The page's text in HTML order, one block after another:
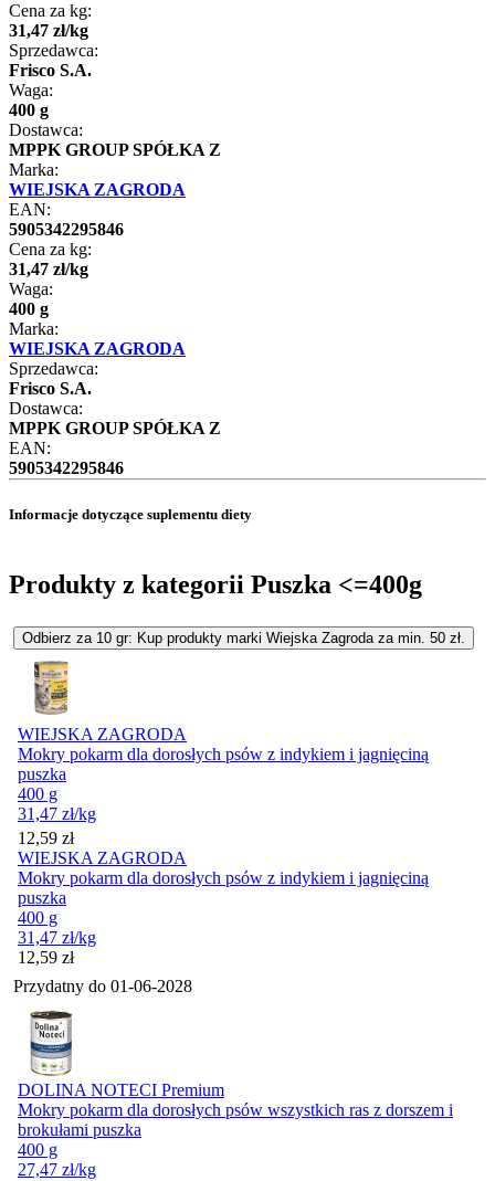
Cena za kg:
31,47 zł/kg
Sprzedawca:
Frisco S.A.
Waga:
400 g
Dostawca:
MPPK GROUP SPÓŁKA Z
Marka:
WIEJSKA ZAGRODA
EAN:
5905342295846
Cena za kg:
31,47 zł/kg
Waga:
400 g
Marka:
WIEJSKA ZAGRODA
Sprzedawca:
Frisco S.A.
Dostawca:
MPPK GROUP SPÓŁKA Z
EAN:
5905342295846
Informacje dotyczące suplementu diety
Produkty z kategorii Puszka <=400g
Odbierz za 10 gr: Kup produkty marki Wiejska Zagroda za min. 50 zł.
WIEJSKA ZAGRODA
Mokry pokarm dla dorosłych psów z indykiem i jagnięciną
puszka
400 g
31,47 zł/kg
Cena
12,59 zł
WIEJSKA ZAGRODA
Mokry pokarm dla dorosłych psów z indykiem i jagnięciną
puszka
400 g
31,47 zł/kg
Cena
12,59 zł
Przydatny do 01-06-2028
DOLINA NOTECI Premium
Mokry pokarm dla dorosłych psów wszystkich ras z dorszem i
brokułami puszka
400 g
27,47 zł/kg